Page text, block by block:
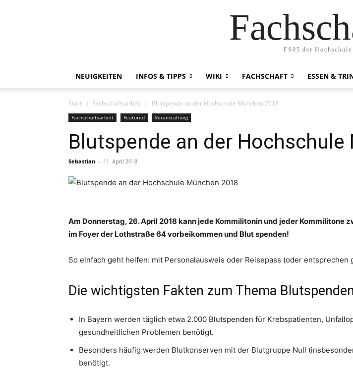
FS05 der Hochschule
NEUIGKEITEN INFOS & TIPPS WIKI FACHSCHAFT ESSEN &
Start Fachschaftsarbeit Blutspende an der Hochschule München 2018
Fachschaftsarbeit Featured Veranstaltung
Blutspende an der Hochschule
Sebastian - 11. April 2018
Am Donnerstag, 26. April 2018 kann jede Kommilitonin und jeder Kommilitone
im Foyer der Lothstraße 64 vorbeikommen und Blut spenden!
So einfach geht helfen: mit Personalausweis oder Reisepass (oder
Die wichtigsten Fakten zum Thema Blutspenden
In Bayern werden täglich etwa 2.000 Blutspenden für Krebspatienten,
gesundheitlichen Problemen benötigt.
Besonders häufig werden Blutkonserven mit der Blutgruppe Null
benötigt.